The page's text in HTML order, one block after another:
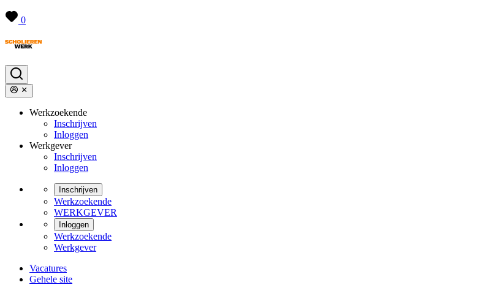
0
Werkzoekende
Inschrijven
Inloggen
Werkgever
Inschrijven
Inloggen
Inschrijven
Werkzoekende
WERKGEVER
Inloggen
Werkzoekende
Werkgever
Vacatures
Gehele site